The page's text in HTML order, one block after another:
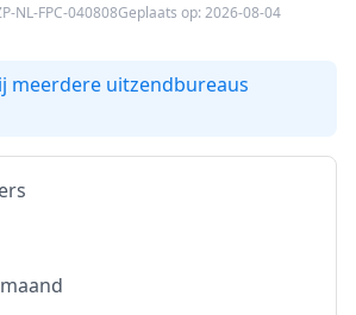
NL-FPC-040808Geplaats op: 2026-08-04
meerdere uitzendbureaus